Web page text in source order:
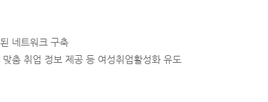
네트워크 구축
춤 취업 정보 제공 등 여성취업활성화 유도